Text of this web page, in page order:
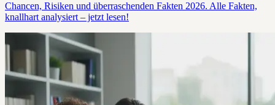
Chancen, Risiken und überraschenden Fakten 2026. Alle Fakten,
knallhart analysiert – jetzt lesen!